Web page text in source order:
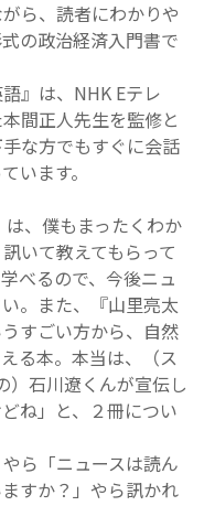
ら、読者にわかりや
の政治経済入門書で
』は、NHK Eテレ
間正人先生を監修と
な方でもすぐに会話
います。
は、僕もまったくわか
いて教えてもらって
べるので、今後ニュ
。また、『山里亮太
すごい方から、自然
る本。本当は、（ス
）石川遼くんが宣伝し
ね」と、２冊につい
ら「ニュースは読ん
すか？」やら訊かれ